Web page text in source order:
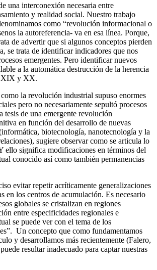
una interconexión necesaria entre
y realidad social. Nuestro trabajo
como “revolución informacional o
la autoreferencia- va en esa línea. Porque,
de advertir que si algunos conceptos pierden
se trata de identificar indicadores que nos
emergentes. Pero identificar nuevos
a la automática destrucción de la herencia
XIX y XX.
la revolución industrial supuso enormes
pero no necesariamente sepultó procesos
tesis de una emergente revolución
en función del desarrollo de nuevas
biotecnología, nanotecnología y la
sugiere observar como se articula lo
ello significa modificaciones en términos del
conocido así como también permanencias
evitar repetir acríticamente generalizaciones
en los centros de acumulación. Es necesario
globales se cristalizan en regiones
entre especificidades regionales e
se puede ver con el tema de los
Un concepto que como fundamentamos
y desarrollamos más recientemente (Falero,
resultar inadecuado para captar nuestras